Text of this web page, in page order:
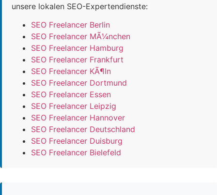
unsere lokalen SEO-Expertendienste:
SEO Freelancer Berlin
SEO Freelancer MÃ¼nchen
SEO Freelancer Hamburg
SEO Freelancer Frankfurt
SEO Freelancer KÃ¶ln
SEO Freelancer Dortmund
SEO Freelancer Essen
SEO Freelancer Leipzig
SEO Freelancer Hannover
SEO Freelancer Deutschland
SEO Freelancer Duisburg
SEO Freelancer Bielefeld